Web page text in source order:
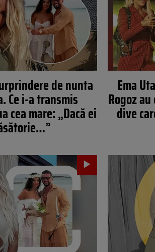
de nunta
Ce i-a transmis
mare: „Dacă ei
Ema
Rogoz
dive